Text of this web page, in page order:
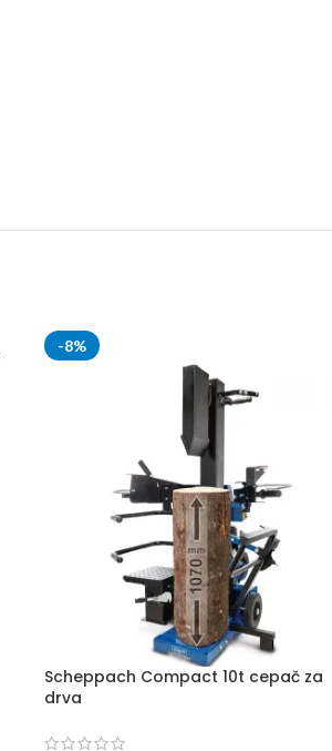
-8%
Scheppach Compact 10t cepač za
drva